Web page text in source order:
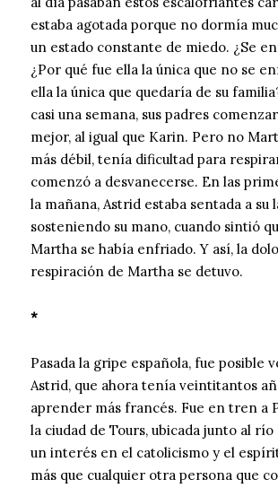
estaba agotada porque no dormía
un estado constante de miedo. ¿Se
¿Por qué fue ella la única que no se
ella la única que quedaría de su
casi una semana, sus padres
mejor, al igual que Karin. Pero no
más débil, tenía dificultad para
comenzó a desvanecerse. En las
la mañana, Astrid estaba sentada a su
sosteniendo su mano, cuando sintió
Martha se había enfriado. Y así, la
respiración de Martha se detuvo.
*
Pasada la gripe española, fue posible
Astrid, que ahora tenía veintitantos
aprender más francés. Fue en tren a
la ciudad de Tours, ubicada junto al
un interés en el catolicismo y el
más que cualquier otra persona que